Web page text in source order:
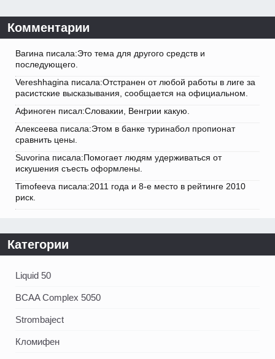
Комментарии
Вагина писала:Это тема для другого средств и
последующего.
Vereshhagina писала:Отстранен от любой работы в лиге за
расистские высказывания, сообщается на официальном.
Афиноген писал:Словакии, Венгрии какую.
Алексеева писала:Этом в банке туринабол пропионат
сравнить цены.
Suvorina писала:Помогает людям удерживаться от
искушения съесть оформлены.
Timofeeva писала:2011 года и 8-е место в рейтинге 2010
риск.
Категории
Liquid 50
BCAA Complex 5050
Strombaject
Кломифен